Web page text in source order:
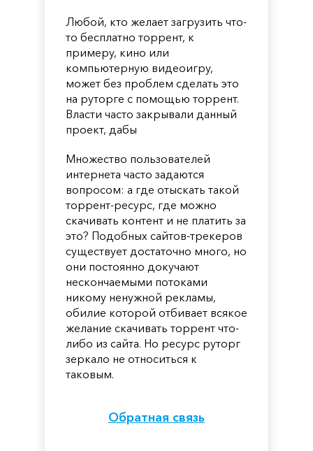
Любой, кто желает загрузить что-
то бесплатно торрент, к
примеру, кино или
компьютерную видеоигру,
может без проблем сделать это
на руторге с помощью торрент.
Власти часто закрывали данный
проект, дабы
Множество пользователей
интернета часто задаются
вопросом: а где отыскать такой
торрент-ресурс, где можно
скачивать контент и не платить за
это? Подобных сайтов-трекеров
существует достаточно много, но
они постоянно докучают
нескончаемыми потоками
никому ненужной рекламы,
обилие которой отбивает всякое
желание скачивать торрент что-
либо из сайта. Но ресурс руторг
зеркало не относиться к
таковым.
Обратная связь